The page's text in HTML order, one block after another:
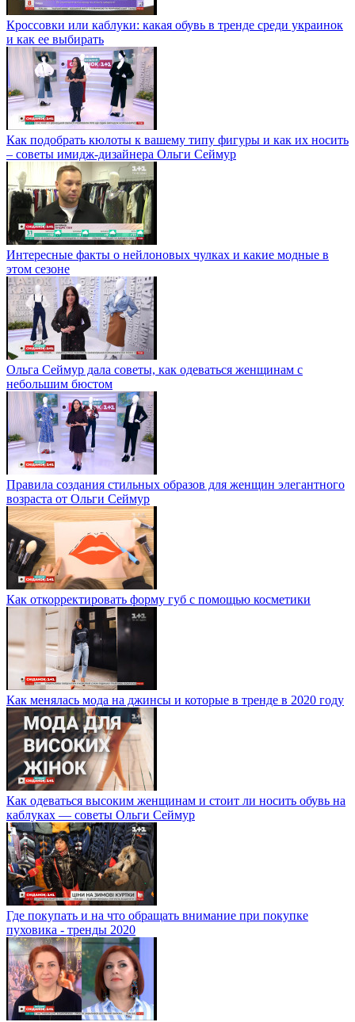
Кроссовки или каблуки: какая обувь в тренде среди украинок
и как ее выбирать
Как подобрать кюлоты к вашему типу фигуры и как их носить
– советы имидж-дизайнера Ольги Сеймур
Интересные факты о нейлоновых чулках и какие модные в
этом сезоне
Ольга Сеймур дала советы, как одеваться женщинам с
небольшим бюстом
Правила создания стильных образов для женщин элегантного
возраста от Ольги Сеймур
Как откорректировать форму губ с помощью косметики
Как менялась мода на джинсы и которые в тренде в 2020 году
Как одеваться высоким женщинам и стоит ли носить обувь на
каблуках — советы Ольги Сеймур
Где покупать и на что обращать внимание при покупке
пуховика - тренды 2020